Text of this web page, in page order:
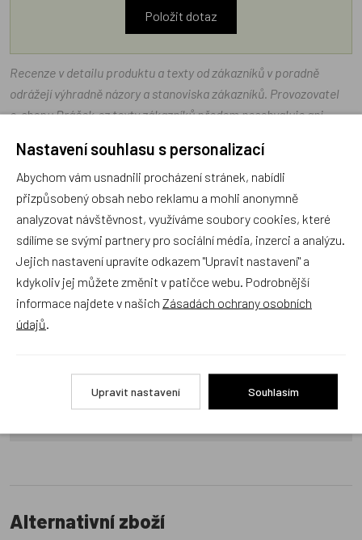
Položit dotaz
Recenze v detailu produktu a texty od zákazníků v poradně
odrážejí výhradně názory a stanoviska zákazníků. Provozovatel
e-shopu Dráček.cz texty zákazníků předem neschvaluje ani
Zatím zde nejsou žádné dotazy. Buďte první, kdo se zeptá!
Recenze
Alternativní zboží
Nastavení souhlasu s personalizací
Abychom vám usnadnili procházení stránek, nabídli
přizpůsobený obsah nebo reklamu a mohli anonymně
analyzovat návštěvnost, využíváme soubory cookies, které
sdílíme se svými partnery pro sociální média, inzerci a analýzu.
Jejich nastavení upravíte odkazem "Upravit nastavení" a
kdykoliv jej můžete změnit v patičce webu. Podrobnější
informace najdete v našich Zásadách ochrany osobních
údajů
Upravit nastavení Souhlasím